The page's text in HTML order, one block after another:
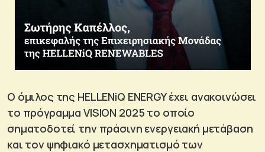
Ο όμιλος της HELLENiQ ENERGY έχει ανακοινώσει
το πρόγραμμα VISION 2025 το οποίο
σηματοδοτεί την πράσινη ενεργειακή μετάβαση
και τον ψηφιακό μετασχηματισμό των